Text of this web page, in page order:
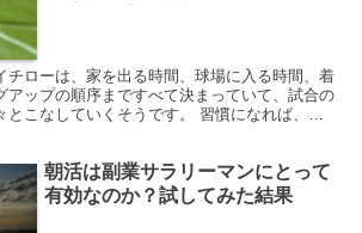
チローは、家を出る時間、球場に入る時間、着
アップの順序まですべて決まっていて、試合の
とこなしていくそうです。 習慣になれば、な
朝活は副業サラリーマンにとって
有効なのか？試してみた結果